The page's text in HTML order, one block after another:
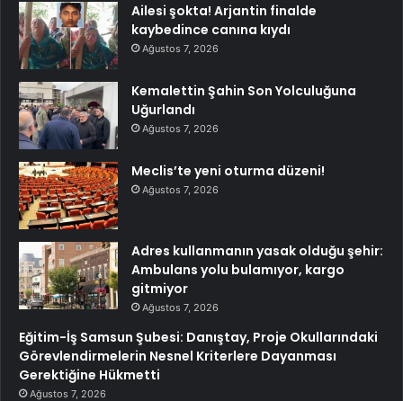
Ailesi şokta! Arjantin finalde
kaybedince canına kıydı
Ağustos 7, 2026
Kemalettin Şahin Son Yolculuğuna
Uğurlandı
Ağustos 7, 2026
Meclis’te yeni oturma düzeni!
Ağustos 7, 2026
Adres kullanmanın yasak olduğu şehir:
Ambulans yolu bulamıyor, kargo
gitmiyor
Ağustos 7, 2026
Eğitim-İş Samsun Şubesi: Danıştay, Proje Okullarındaki
Görevlendirmelerin Nesnel Kriterlere Dayanması
Gerektiğine Hükmetti
Ağustos 7, 2026